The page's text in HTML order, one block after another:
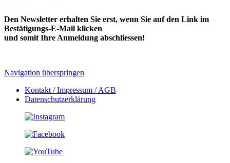
Den Newsletter erhalten Sie erst, wenn Sie auf den Link im
Bestätigungs-E-Mail klicken
und somit Ihre Anmeldung abschliessen!
Navigation überspringen
Kontakt / Impressum / AGB
Datenschutzerklärung